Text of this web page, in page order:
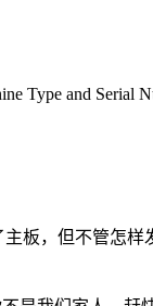
Type and Serial
板，但不管怎样